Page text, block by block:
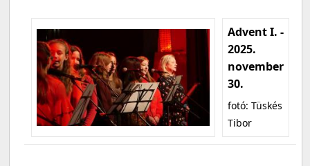
Advent I. -
2025.
november
30.
fotó: Tüskés
Tibor